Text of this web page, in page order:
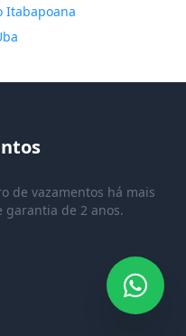
Itabapoana
de vazamentos há mais
garantia de 2 anos.